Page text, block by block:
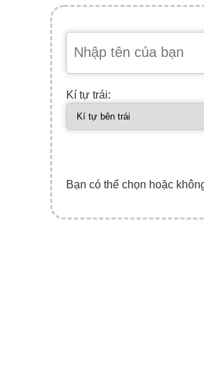
Kí tự trái:
Bạn có thể chọn hoặc